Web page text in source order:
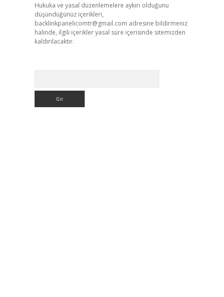
Hukuka ve yasal düzenlemelere aykırı olduğunu
düşündüğünüz içerikleri,
backlinkpanelicomtr@gmail.com adresine bildirmeniz
halinde, ilgili içerikler yasal süre içerisinde sitemizden
kaldırılacaktır.